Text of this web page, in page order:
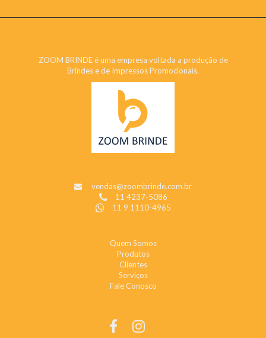
ZOOM BRINDE é uma empresa voltada a produção de
Brindes e de Impressos Promocionais.
vendas@zoombrinde.com.br
11 4237-5086
11 9 1110-4965
Quem Somos
Produtos
Clientes
Serviços
Fale Conosco